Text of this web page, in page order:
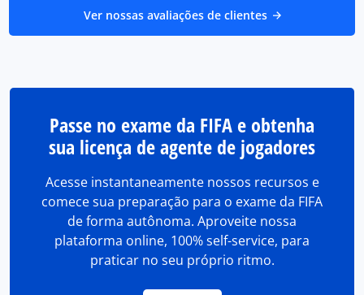
Ver nossas avaliações de clientes
Passe no exame da FIFA e obtenha
sua licença de agente de jogadores
Acesse instantaneamente nossos recursos e
comece sua preparação para o exame da FIFA
de forma autônoma. Aproveite nossa
plataforma online, 100% self-service, para
praticar no seu próprio ritmo.